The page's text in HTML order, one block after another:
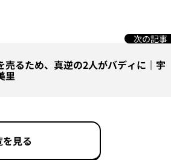
次の記事
売るため、真逆の2人がバディに｜宇
里
見る